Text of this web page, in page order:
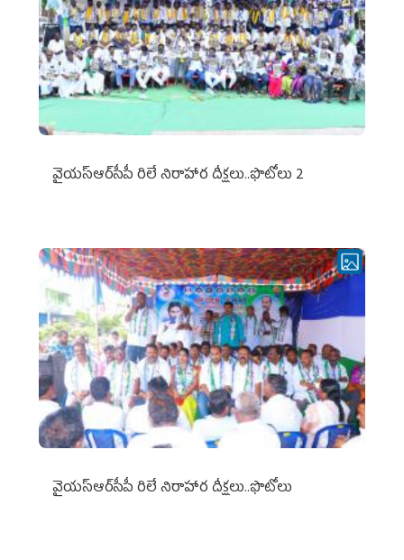
వైయ‌స్ఆర్‌సీపీ రిలే నిరాహార దీక్షలు..ఫొటోలు 2
వైయ‌స్ఆర్‌సీపీ రిలే నిరాహార దీక్షలు..ఫొటోలు